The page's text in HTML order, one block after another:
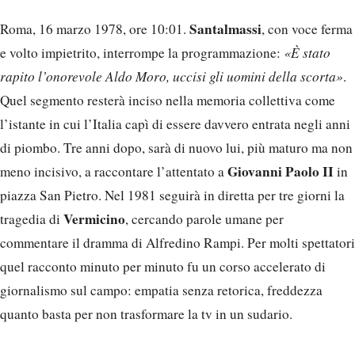
Roma, 16 marzo 1978, ore 10:01. Santalmassi, con voce ferma
e volto impietrito, interrompe la programmazione: «È stato
rapito l’onorevole Aldo Moro, uccisi gli uomini della scorta».
Quel segmento resterà inciso nella memoria collettiva come
l’istante in cui l’Italia capì di essere davvero entrata negli anni
di piombo. Tre anni dopo, sarà di nuovo lui, più maturo ma non
meno incisivo, a raccontare l’attentato aGiovanni Paolo IIin
piazza San Pietro. Nel 1981 seguirà in diretta per tre giorni la
tragedia di Vermicino, cercando parole umane per
commentare il dramma di Alfredino Rampi. Per molti spettatori
quel racconto minuto per minuto fu un corso accelerato di
giornalismo sul campo: empatia senza retorica, freddezza
quanto basta per non trasformare la tv in un sudario.